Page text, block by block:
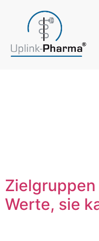
Werte, sie